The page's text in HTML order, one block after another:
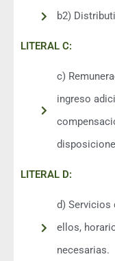
b2)
LITERAL C:
c)
ingreso
LITERAL D:
d) Servicios
ellos,
necesarias.